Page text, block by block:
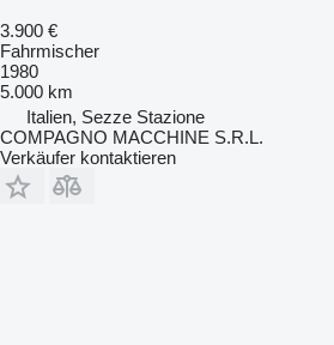
3.900 €
Fahrmischer
1980
5.000 km
Italien, Sezze Stazione
COMPAGNO MACCHINE S.R.L.
Verkäufer kontaktieren